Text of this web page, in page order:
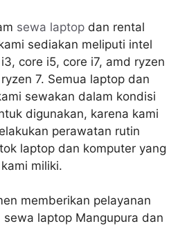
sewa laptop dan rental
sediakan meliputi intel
core i5, core i7, amd ryzen
7. Semua laptop dan
sewakan dalam kondisi
digunakan, karena kami
perawatan rutin
laptop dan komputer yang
kami miliki.
memberikan pelayanan
laptop Mangupura dan